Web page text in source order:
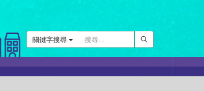
關鍵字搜尋